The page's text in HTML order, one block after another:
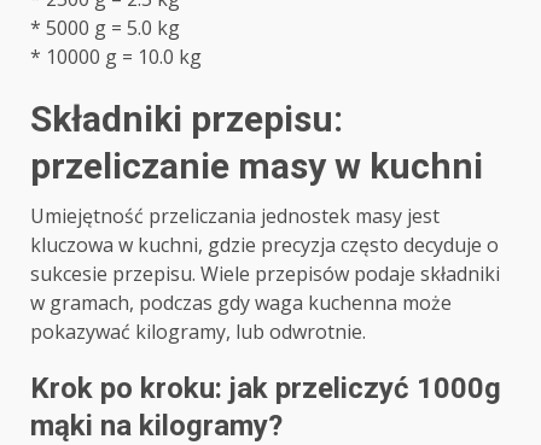
* 5000 g = 5.0 kg
* 10000 g = 10.0 kg
Składniki przepisu:
przeliczanie masy w kuchni
Umiejętność przeliczania jednostek masy jest
kluczowa w kuchni, gdzie precyzja często decyduje o
sukcesie przepisu. Wiele przepisów podaje składniki
w gramach, podczas gdy waga kuchenna może
pokazywać kilogramy, lub odwrotnie.
Krok po kroku: jak przeliczyć 1000g
mąki na kilogramy?